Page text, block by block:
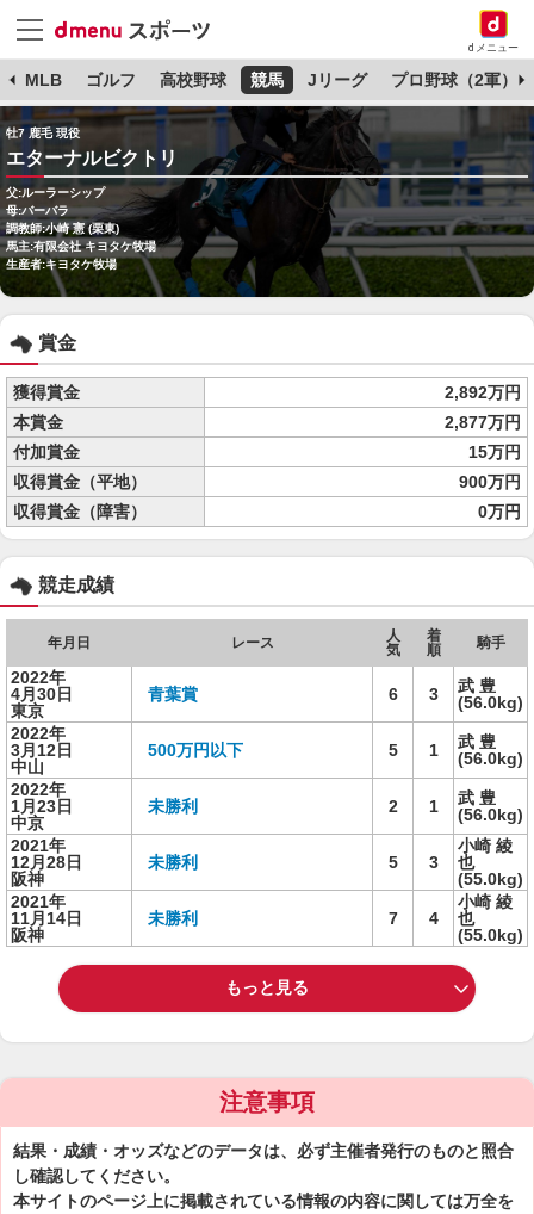
dメニュー
MLB ゴルフ 高校野球 競馬 Jリーグ プロ野球（2軍）
牡7 鹿毛 現役
エターナルビクトリ
父:ルーラーシップ
母:バーバラ
調教師:小崎 憲 (栗東)
馬主:有限会社 キヨタケ牧場
生産者:キヨタケ牧場
賞金
獲得賞金
2,892万円
本賞金
2,877万円
付加賞金
15万円
収得賞金（平地）
900万円
収得賞金（障害）
0万円
競走成績
年月日 レース
人
気
着
順
騎手
2022年
4月30日
東京
青葉賞 6 3
武 豊
(56.0kg)
2022年
3月12日
中山
500万円以下 5 1
武 豊
(56.0kg)
2022年
1月23日
中京
未勝利 2 1
武 豊
(56.0kg)
2021年
12月28日
阪神
未勝利 5 3
小崎 綾
也
(55.0kg)
2021年
11月14日
阪神
未勝利 7 4
小崎 綾
也
(55.0kg)
もっと見る
注意事項
結果・成績・オッズなどのデータは、必ず主催者発行のものと照合
し確認してください。
本サイトのページ上に掲載されている情報の内容に関しては万全を